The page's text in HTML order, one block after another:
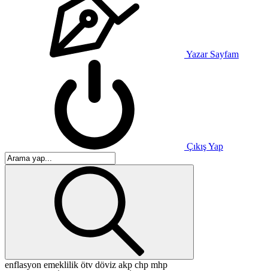
Yazar Sayfam
Çıkış Yap
enflasyon emeklilik ötv döviz akp chp mhp